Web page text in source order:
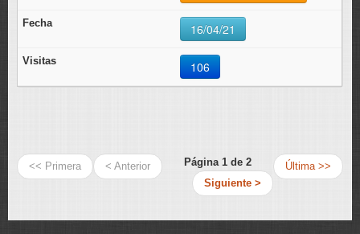
16/04/21
106
<< Primera < Anterior Página 1 de 2
Última >>
Siguiente >